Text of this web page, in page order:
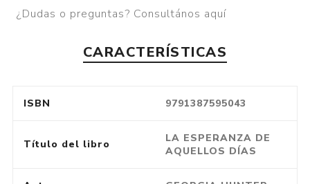
¿Dudas o preguntas? Consultános aquí
CARACTERÍSTICAS
ISBN 9791387595043
Título del libro
LA ESPERANZA DE
AQUELLOS DÍAS